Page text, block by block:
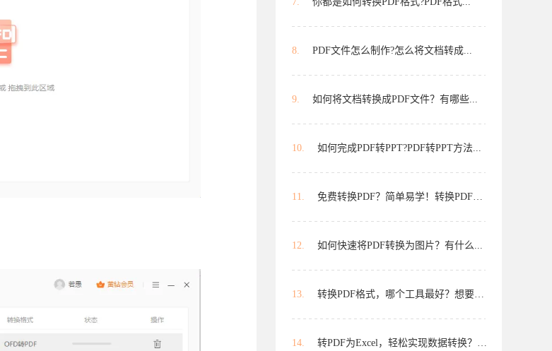
8. PDF文件怎么制作?怎么将文档转成...
9. 如何将文档转换成PDF文件？有哪些...
10. 如何完成PDF转PPT?PDF转PPT方法...
11. 免费转换PDF？简单易学！转换PDF免费...
12. 如何快速将PDF转换为图片？有什么...
13. 转换PDF格式，哪个工具最好？想要高...
14. 转PDF为Excel，轻松实现数据转换？想...